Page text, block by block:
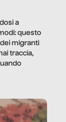
a
questo
migranti
traccia,